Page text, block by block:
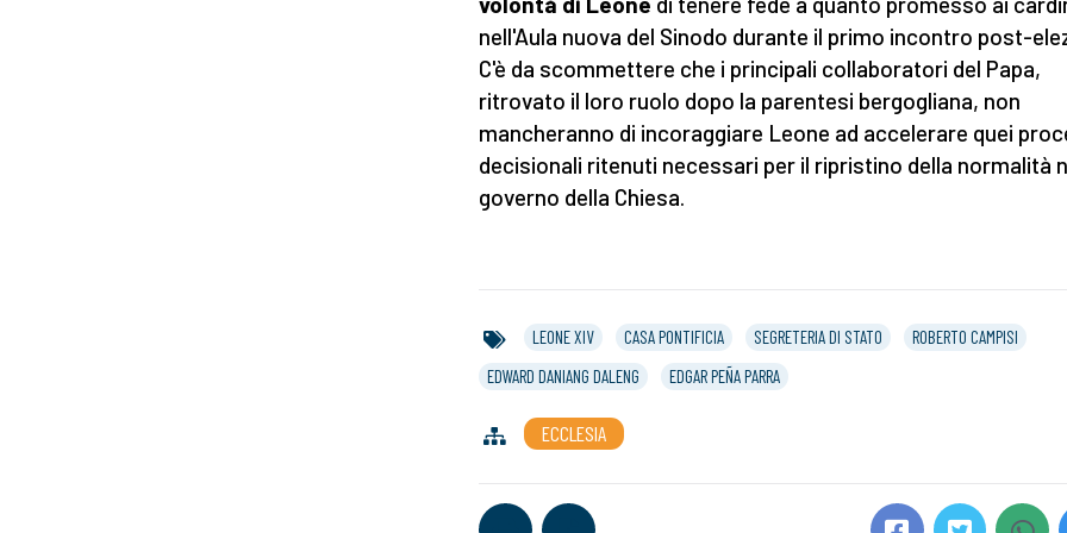
nell'Aula nuova del Sinodo durante il primo incontro post-
C'è da scommettere che i principali collaboratori del Papa,
ritrovato il loro ruolo dopo la parentesi bergogliana, non
mancheranno di incoraggiare Leone ad accelerare quei
decisionali ritenuti necessari per il ripristino della normalità
governo della Chiesa.
LEONE XIV CASA PONTIFICIA SEGRETERIA DI STATO
ROBERTO CAMPISI
EDWARD DANIANG DALENG
EDGAR PEÑA PARRA
ECCLESIA